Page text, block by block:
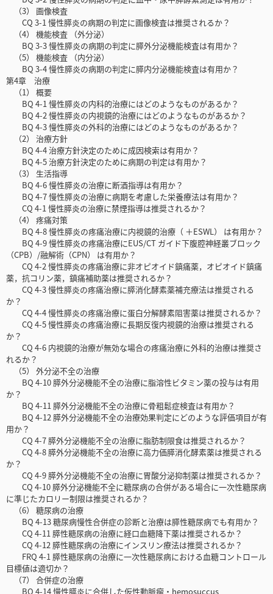
（3） 画像検査
CQ 3-1 慢性膵炎の病期の判定に画像検査は推奨されるか？
（4） 機能検査 （外分泌）
BQ 3-3 慢性膵炎の病期の判定に膵外分泌機能検査は有用か？
（5） 機能検査 （内分泌）
BQ 3-4 慢性膵炎の病期の判定に膵内分泌機能検査は有用か？
第4章 治療
（1） 概要
BQ 4-1 慢性膵炎の内科的治療にはどのようなものがあるか？
BQ 4-2 慢性膵炎の内視鏡的治療にはどのようなものがあるか？
BQ 4-3 慢性膵炎の外科的治療にはどのようなものがあるか？
（2） 治療方針
BQ 4-4 治療方針決定のために成因検索は有用か？
BQ 4-5 治療方針決定のために病期の判定は有用か？
（3） 生活指導
BQ 4-6 慢性膵炎の治療に断酒指導は有用か？
BQ 4-7 慢性膵炎の治療に病期を考慮した栄養療法は有用か？
CQ 4-1 慢性膵炎の治療に禁煙指導は推奨されるか？
（4） 疼痛対策
BQ 4-8 慢性膵炎の疼痛治療に内視鏡的治療（ ＋ESWL） は有用か？
BQ 4-9 慢性膵炎の疼痛治療にEUS/CT ガイド下腹腔神経叢ブロック
（CPB）/融解術（CPN） は有用か？
CQ 4-2 慢性膵炎の疼痛治療に非オピオイド鎮痛薬，オピオイド鎮痛
薬，抗コリン薬，鎮痛補助薬は推奨されるか？
CQ 4-3 慢性膵炎の疼痛治療に膵消化酵素薬補充療法は推奨される
か？
CQ 4-4 慢性膵炎の疼痛治療に蛋白分解酵素阻害薬は推奨されるか？
CQ 4-5 慢性膵炎の疼痛治療に長期反復内視鏡的治療は推奨される
か？
CQ 4-6 内視鏡的治療が無効な場合の疼痛治療に外科的治療は推奨さ
れるか？
（5） 外分泌不全の治療
BQ 4-10 膵外分泌機能不全の治療に脂溶性ビタミン薬の投与は有用
か？
BQ 4-11 膵外分泌機能不全の治療に骨粗鬆症検査は有用か？
BQ 4-12 膵外分泌機能不全の治療効果判定にどのような評価項目が有
用か？
CQ 4-7 膵外分泌機能不全の治療に脂肪制限食は推奨されるか？
CQ 4-8 膵外分泌機能不全の治療に高力価膵消化酵素薬は推奨される
か？
CQ 4-9 膵外分泌機能不全の治療に胃酸分泌抑制薬は推奨されるか？
CQ 4-10 膵外分泌機能不全に糖尿病の合併がある場合に一次性糖尿病
に準じたカロリー制限は推奨されるか？
（6） 糖尿病の治療
BQ 4-13 糖尿病慢性合併症の診断と治療は膵性糖尿病でも有用か？
CQ 4-11 膵性糖尿病の治療に経口血糖降下薬は推奨されるか？
CQ 4-12 膵性糖尿病の治療にインスリン療法は推奨されるか？
FRQ 4-1 膵性糖尿病の治療に一次性糖尿病における血糖コントロール
目標値は適切か？
（7） 合併症の治療
BQ 4-14 慢性膵炎に合併した仮性動脈瘤・hemosuccus